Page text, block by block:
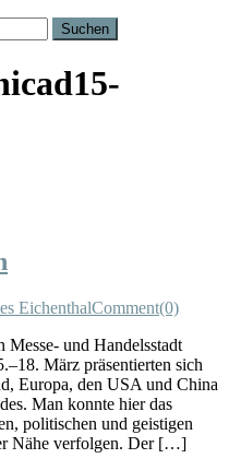
EichenthalComment(0)
Messe- und Handelsstadt
März präsentierten sich
Europa, den USA und China
Man konnte hier das
politischen und geistigen
Nähe verfolgen. Der […]